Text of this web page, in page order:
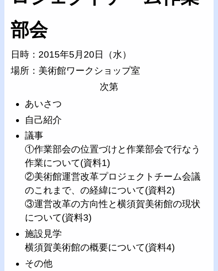
部会
日時：2015年5月20日（水）
場所：美術館ワークショップ室
次第
あいさつ
自己紹介
議事
①作業部会の位置づけと作業部会で行なう
作業について(資料1)
②美術館運営改革プロジェクトチーム会議
のこれまで、の経緯について(資料2)
③運営改革の方向性と横須賀美術館の現状
について(資料3)
施設見学
横須賀美術館の概要について(資料4)
その他